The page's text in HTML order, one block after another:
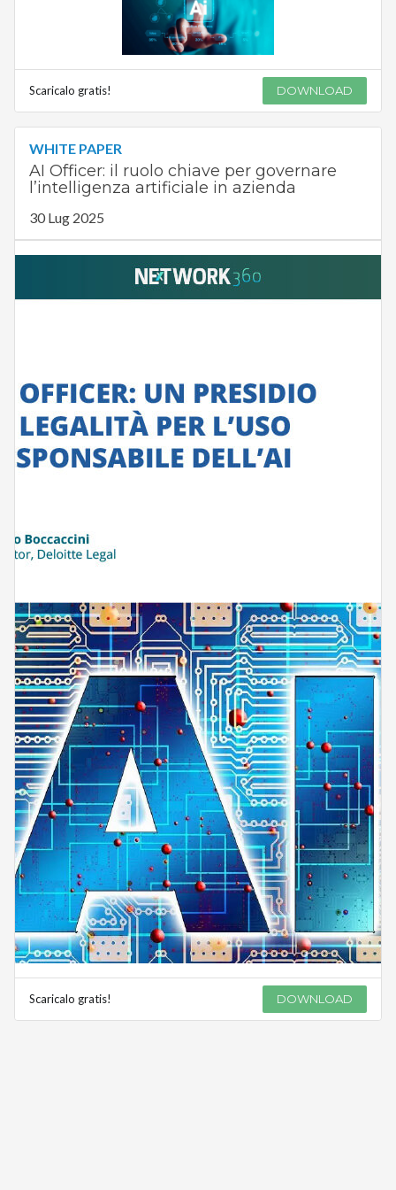
Scaricalo gratis! DOWNLOAD
WHITE PAPER
AI Officer: il ruolo chiave per governare
l’intelligenza artificiale in azienda
30 Lug 2025
Scaricalo gratis! DOWNLOAD